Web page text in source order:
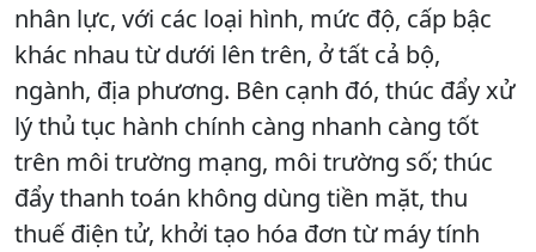
nhân lực, với các loại hình, mức độ, cấp bậc
khác nhau từ dưới lên trên, ở tất cả bộ,
ngành, địa phương. Bên cạnh đó, thúc đẩy xử
lý thủ tục hành chính càng nhanh càng tốt
trên môi trường mạng, môi trường số; thúc
đẩy thanh toán không dùng tiền mặt, thu
thuế điện tử, khởi tạo hóa đơn từ máy tính